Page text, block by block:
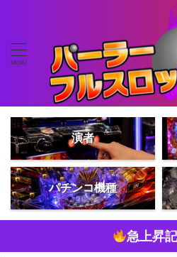
演者
パチンコ機種
急上昇